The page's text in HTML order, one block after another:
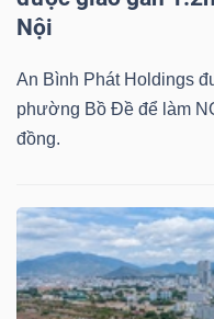
Nội
An Bình Phát Holdings
phường Bồ Đề để làm
đồng.
Lãnh
đạo
Tất cả Người nội bộ
tức
(-)